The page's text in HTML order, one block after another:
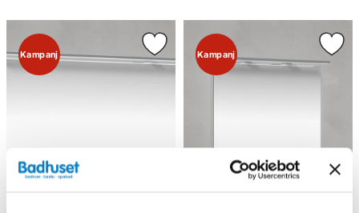
Kampanj Kampanj